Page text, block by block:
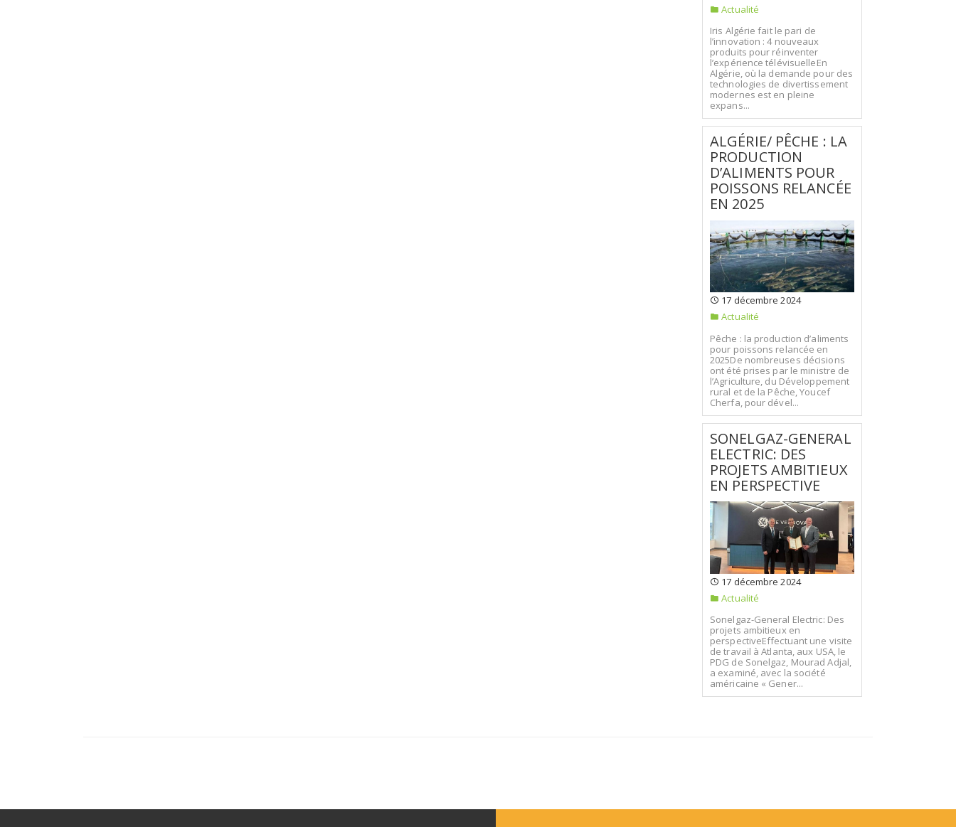
Actualité
Iris Algérie fait le pari de
l’innovation : 4 nouveaux
produits pour réinventer
l’expérience télévisuelleEn
Algérie, où la demande pour des
technologies de divertissement
modernes est en pleine
expans...
ALGÉRIE/ PÊCHE : LA
PRODUCTION
D’ALIMENTS POUR
POISSONS RELANCÉE
EN 2025
17 décembre 2024
Actualité
Pêche : la production d’aliments
pour poissons relancée en
2025De nombreuses décisions
ont été prises par le ministre de
l’Agriculture, du Développement
rural et de la Pêche, Youcef
Cherfa, pour dével...
SONELGAZ-GENERAL
ELECTRIC: DES
PROJETS AMBITIEUX
EN PERSPECTIVE
17 décembre 2024
Actualité
Sonelgaz-General Electric: Des
projets ambitieux en
perspectiveEffectuant une visite
de travail à Atlanta, aux USA, le
PDG de Sonelgaz, Mourad Adjal,
a examiné, avec la société
américaine « Gener...